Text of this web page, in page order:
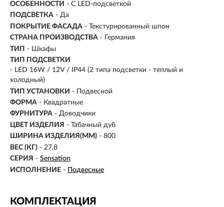
ОСОБЕННОСТИ - С LED-подсветкой
ПОДСВЕТКА - Да
ПОКРЫТИЕ ФАСАДА - Текстурированный шпон
СТРАНА ПРОИЗВОДСТВА - Германия
ТИП - Шкафы
ТИП ПОДСВЕТКИ
- LED 16W / 12V / IP44 (2 типа подсветки - теплый и
холодный)
ТИП УСТАНОВКИ - Подвесной
ФОРМА - Квадратные
ФУРНИТУРА - Доводчики
ЦВЕТ ИЗДЕЛИЯ - Табачный дуб
ШИРИНА ИЗДЕЛИЯ(ММ) - 800
ВЕС (КГ) - 27,8
СЕРИЯ - Sensation
ИСПОЛНЕНИЕ - Подвесные
КОМПЛЕКТАЦИЯ